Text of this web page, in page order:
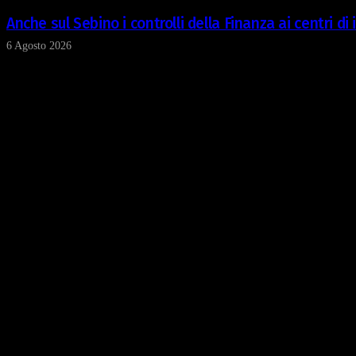
Anche sul Sebino i controlli della Finanza ai centri di
6 Agosto 2026